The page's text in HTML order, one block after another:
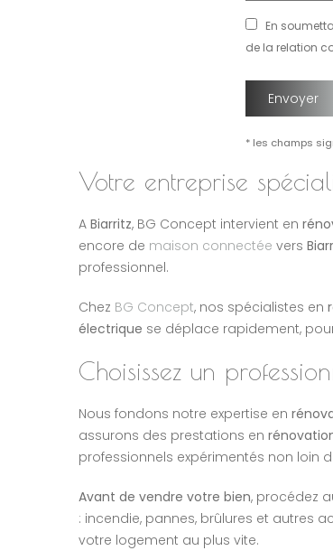
En
de la relation
* les champs
Votre entreprise
A Biarritz, BG Concept intervient en
encore de maison connectée vers
professionnel.
Chez BG Concept, nos spécialistes en
électrique se déplace rapidement,
Choisissez un
Nous fondons notre expertise en
assurons des prestations en
professionnels expérimentés non loin
Avant de vendre votre bien, procédez
: incendie, pannes, brûlures et autres
votre logement au plus vite.